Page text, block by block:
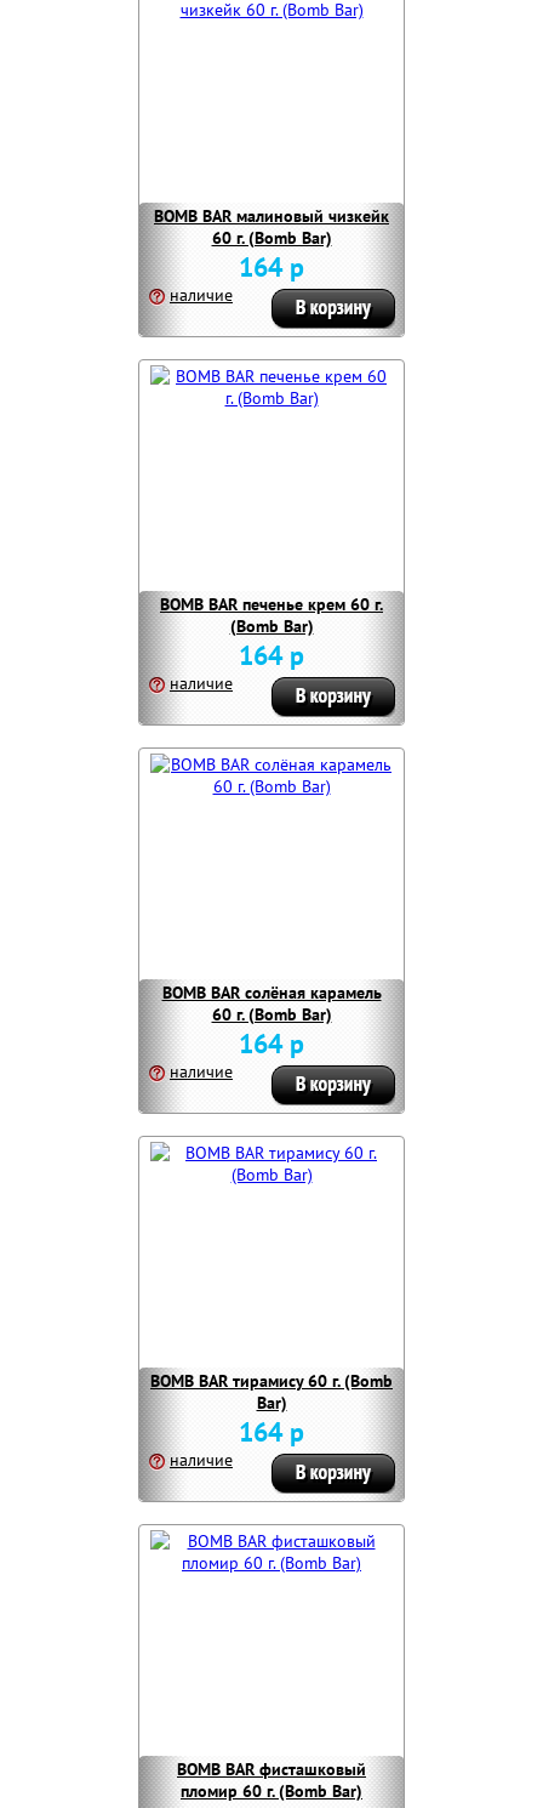
BOMB BAR малиновый чизкейк
60 г. (Bomb Bar)
164 р
наличие
BOMB BAR печенье крем 60 г.
(Bomb Bar)
164 р
наличие
BOMB BAR солёная карамель
60 г. (Bomb Bar)
164 р
наличие
BOMB BAR тирамису 60 г. (Bomb
Bar)
164 р
наличие
BOMB BAR фисташковый
пломир 60 г. (Bomb Bar)